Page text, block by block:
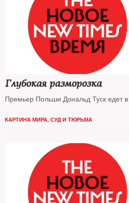
Глубокая разморозка
Премьер Польши Дональд Туск едет
КАРТИНА МИРА, СУД И ТЮРЬМА